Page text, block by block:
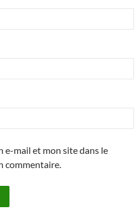
e-mail et mon site dans le
commentaire.